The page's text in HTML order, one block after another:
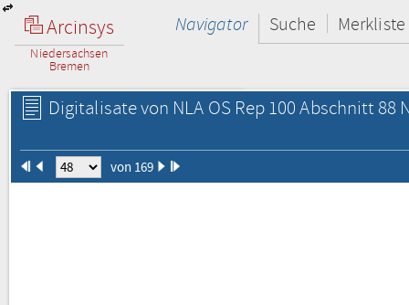
Arcinsys
Niedersachsen
Bremen
Navigator Suche Merkliste
Digitalisate von NLA OS Rep 100 Abschnitt 88
von 169